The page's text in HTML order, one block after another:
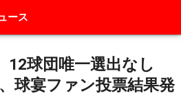
ース
12球団唯一選出なし
球宴ファン投票結果発